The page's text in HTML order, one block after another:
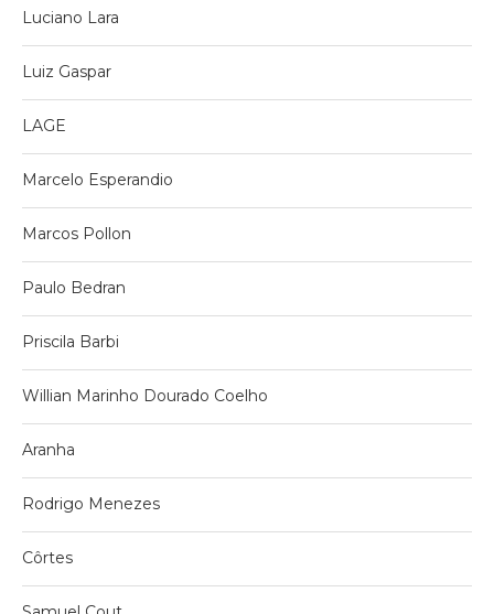
Luciano Lara
Luiz Gaspar
LAGE
Marcelo Esperandio
Marcos Pollon
Paulo Bedran
Priscila Barbi
Willian Marinho Dourado Coelho
Aranha
Rodrigo Menezes
Côrtes